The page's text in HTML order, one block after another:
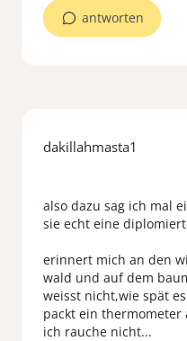
antworten
dakillahmasta1
also dazu sag ich mal
sie echt eine
erinnert mich an den
wald und auf dem
weisst nicht,wie spät
packt ein
ich rauche nicht...